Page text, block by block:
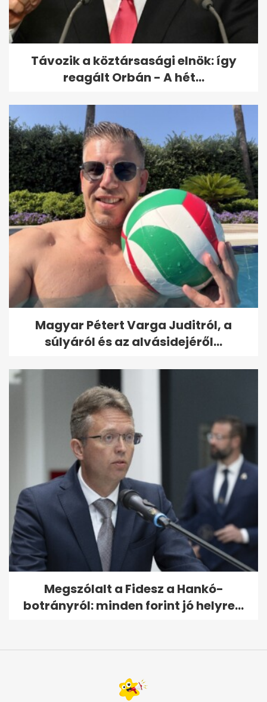
Távozik a köztársasági elnök: így
reagált Orbán - A hét...
Magyar Pétert Varga Juditról, a
súlyáról és az alvásidejéről...
Megszólalt a Fidesz a Hankó-
botrányról: minden forint jó helyre...